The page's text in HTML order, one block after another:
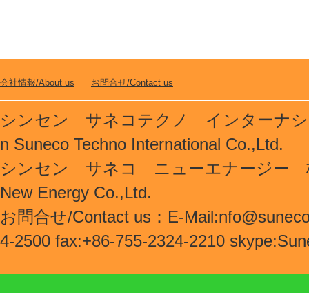
会社情報/About us お問合せ/Contact us
シンセン サネコテクノ インターナ
n Suneco Techno International Co.,Ltd.
シンセン サネコ ニューエナージー
New Energy Co.,Ltd.
お問合せ/Contact us：E-
4-2500 fax:+86-755-2324-2210